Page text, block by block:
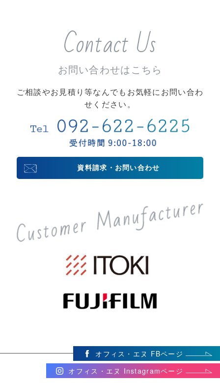
Contact Us
お問い合わせはこちら
ご相談やお見積り等なんでもお気軽にお問い合わ
せください。
資料請求・お問い合わせ
オフィス・エヌ FBページ
オフィス・エヌ Instagramページ